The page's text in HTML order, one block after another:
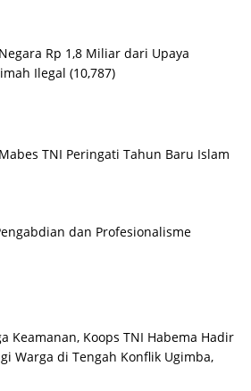
Rp 1,8 Miliar dari Upaya
Ilegal (10,787)
Mabes TNI Peringati Tahun Baru Islam
dan Profesionalisme
Keamanan, Koops TNI Habema Hadir
Warga di Tengah Konflik Ugimba,